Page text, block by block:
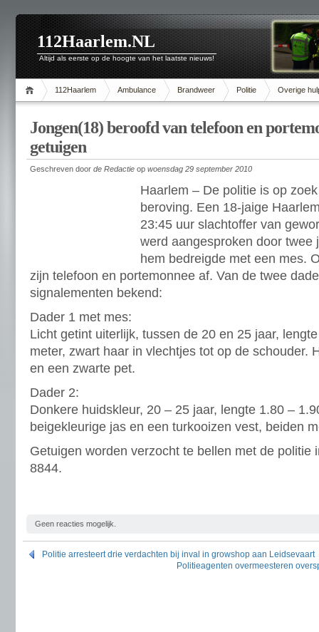
112Haarlem.NL
Altijd als eerste op de hoogte van het laatste nieuws!
112Haarlem Ambulance Brandweer Politie Overige
Jongen(18) beroofd van telefoon en
getuigen
Geschreven door de Redactie op woensdag 29 september 2010
Haarlem – De politie is op
beroving. Een 18-jaige
23:45 uur slachtoffer van
werd aangesproken door twee
hem bedreigde met een mes.
zijn telefoon en portemonnee af. Van de twee
signalementen bekend:
Dader 1 met mes:
Licht getint uiterlijk, tussen de 20 en 25 jaar,
meter, zwart haar in vlechtjes tot op de schouder.
en een zwarte pet.
Dader 2:
Donkere huidskleur, 20 – 25 jaar, lengte 1.80 –
beigekleurige jas en een turkooizen vest, beiden
Getuigen worden verzocht te bellen met de politie
8844.
Geen reacties mogelijk.
Politie arresteert drie verdachten bij inval in growshop aan Leidsevaart
Politieagenten overmeesteren